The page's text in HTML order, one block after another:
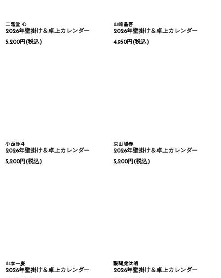
二階堂 心
2026年壁掛け＆卓上カレンダー
5,200円(税込)
山崎晶吾
2026年壁掛け＆卓上カレンダー
4,950円(税込)
小西詠斗
2026年壁掛け＆卓上カレンダー
5,200円(税込)
京山陽春
2026年壁掛け＆卓上カレンダー
5,200円(税込)
山本一慶
2026年壁掛け＆卓上カレンダー
醍醐虎汰朗
2026年壁掛け＆卓上カレンダー